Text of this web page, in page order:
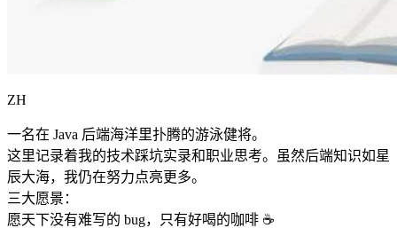
ZH
一名在 Java 后端海洋里扑腾的游泳健将。
这里记录着我的技术踩坑实录和职业思考。虽然后端知识如星
辰大海，我仍在努力点亮更多。
三大愿景：
愿天下没有难写的 bug，只有好喝的咖啡 ☕️